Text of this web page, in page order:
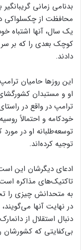
محافظت از چکسلواکی
یک سال، آنها اشتباه
کوچک بعدی را که بر
دادند.
این‌ روزها حامیان
او و مستبدان
ترامپ در واقع در
خودکامه و احتمالاً
توسعه‌طلبانه او در مورد
توجیه کرده‌اند.
ادعای دیگرشان این
تاکتیک‌های مذاکره
به متحدانش چیزی را
دنبال استقلال از
بی‌کفایتی که کشورشان